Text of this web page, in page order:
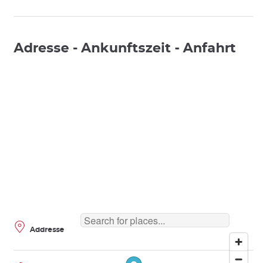
Adresse - Ankunftszeit - Anfahrt
Addresse